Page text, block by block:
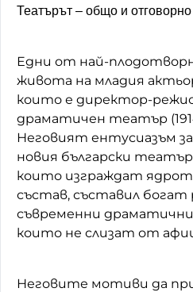
Театърът – общо и
Едни от най-
живота на младия
които е директор-
драматичен театър
Неговият ентусиазъм
новия български
които изграждат
състав, съставил
съвременни
които не слизат от
Неговите мотиви да